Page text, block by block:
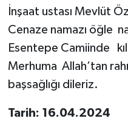
İnşaat ustası Mevlüt
Cenaze namazı öğle
Esentepe Camiinde
Merhuma Allah’tan
başsağlığı dileriz.
Tarih: 16.04.2024